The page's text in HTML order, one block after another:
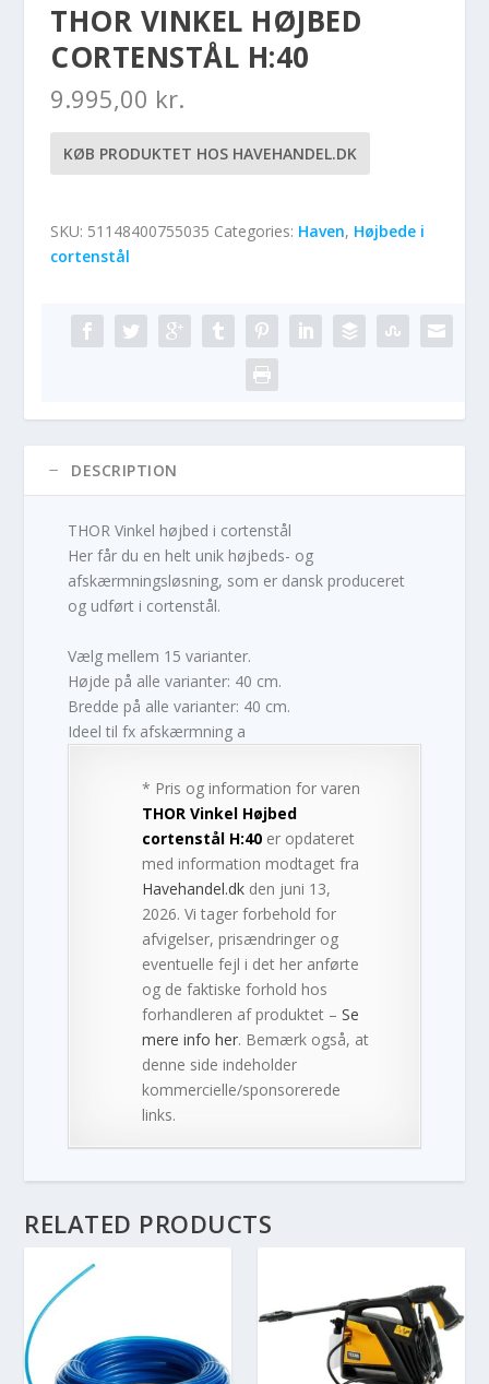
THOR VINKEL HØJBED
CORTENSTÅL H:40
9.995,00 kr.
KØB PRODUKTET HOS HAVEHANDEL.DK
SKU: 51148400755035 Categories: Haven, Højbede i
cortenstål
DESCRIPTION
THOR Vinkel højbed i cortenstål
Her får du en helt unik højbeds- og
afskærmningsløsning, som er dansk produceret
og udført i cortenstål.
Vælg mellem 15 varianter.
Højde på alle varianter: 40 cm.
Bredde på alle varianter: 40 cm.
Ideel til fx afskærmning a
* Pris og information for varen
THOR Vinkel Højbed
cortenstål H:40 er opdateret
med information modtaget fra
Havehandel.dk den juni 13,
2026. Vi tager forbehold for
afvigelser, prisændringer og
eventuelle fejl i det her anførte
og de faktiske forhold hos
forhandleren af produktet –Se
mere info her. Bemærk også, at
denne side indeholder
kommercielle/sponsorerede
links.
RELATED PRODUCTS